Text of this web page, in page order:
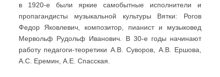
в 1920-е были яркие самобытные исполнители и
пропагандисты музыкальной культуры Вятки: Рогов
Федор Яковлевич, композитор, пианист и музыковед
Мервольф Рудольф Иванович. В 30-е годы начинают
работу педагоги-теоретики А.В. Суворов, А.В. Ершова,
А.С. Еремин, А.Е. Спасская.